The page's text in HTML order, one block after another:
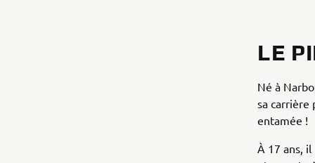
LE
Né à
sa carrière
entamée !
À 17 ans,